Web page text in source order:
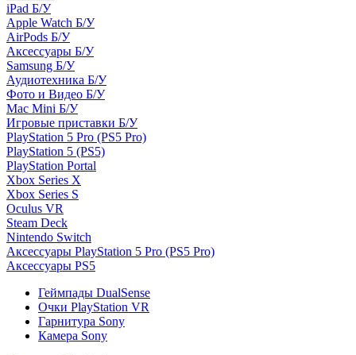
iPad Б/У
Apple Watch Б/У
AirPods Б/У
Аксессуары Б/У
Samsung Б/У
Аудиотехника Б/У
Фото и Видео Б/У
Mac Mini Б/У
Игровые приставки Б/У
PlayStation 5 Pro (PS5 Pro)
PlayStation 5 (PS5)
PlayStation Portal
Xbox Series X
Xbox Series S
Oculus VR
Steam Deck
Nintendo Switch
Аксессуары PlayStation 5 Pro (PS5 Pro)
Аксессуары PS5
Геймпады DualSense
Очки PlayStation VR
Гарнитура Sony
Камера Sony